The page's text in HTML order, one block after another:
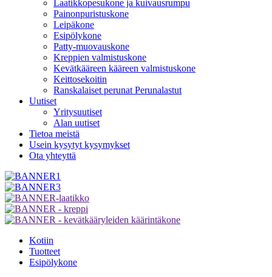
Laatikkopesukone ja kuivausrumpu
Painonpuristuskone
Leipäkone
Esipölykone
Patty-muovauskone
Kreppien valmistuskone
Kevätkääreen kääreen valmistuskone
Keittosekoitin
Ranskalaiset perunat Perunalastut
Uutiset
Yritysuutiset
Alan uutiset
Tietoa meistä
Usein kysytyt kysymykset
Ota yhteyttä
Kotiin
Tuotteet
Esipölykone